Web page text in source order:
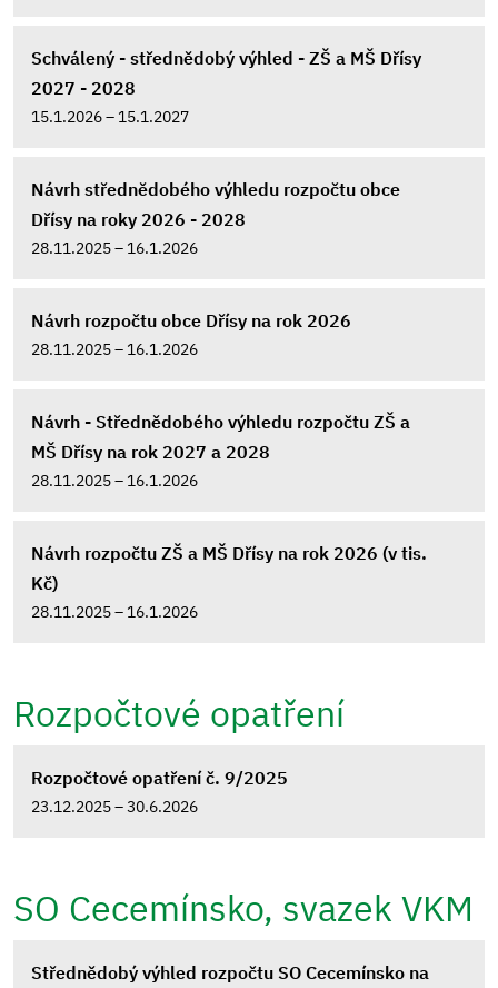
Schválený - střednědobý výhled - ZŠ a MŠ Dřísy
2027 - 2028
15.1.2026 – 15.1.2027
Návrh střednědobého výhledu rozpočtu obce
Dřísy na roky 2026 - 2028
28.11.2025 – 16.1.2026
Návrh rozpočtu obce Dřísy na rok 2026
28.11.2025 – 16.1.2026
Návrh - Střednědobého výhledu rozpočtu ZŠ a
MŠ Dřísy na rok 2027 a 2028
28.11.2025 – 16.1.2026
Návrh rozpočtu ZŠ a MŠ Dřísy na rok 2026 (v tis.
Kč)
28.11.2025 – 16.1.2026
Rozpočtové opatření
Rozpočtové opatření č. 9/2025
23.12.2025 – 30.6.2026
SO Cecemínsko, svazek VKM
Střednědobý výhled rozpočtu SO Cecemínsko na